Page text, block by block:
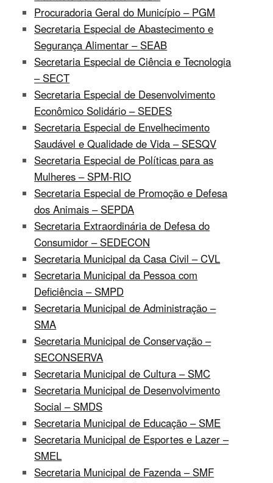
Procuradoria Geral do Município – PGM
Secretaria Especial de Abastecimento e
Segurança Alimentar – SEAB
Secretaria Especial de Ciência e Tecnologia
– SECT
Secretaria Especial de Desenvolvimento
Econômico Solidário – SEDES
Secretaria Especial de Envelhecimento
Saudável e Qualidade de Vida – SESQV
Secretaria Especial de Políticas para as
Mulheres – SPM-RIO
Secretaria Especial de Promoção e Defesa
dos Animais – SEPDA
Secretaria Extraordinária de Defesa do
Consumidor – SEDECON
Secretaria Municipal da Casa Civil – CVL
Secretaria Municipal da Pessoa com
Deficiência – SMPD
Secretaria Municipal de Administração –
SMA
Secretaria Municipal de Conservação –
SECONSERVA
Secretaria Municipal de Cultura – SMC
Secretaria Municipal de Desenvolvimento
Social – SMDS
Secretaria Municipal de Educação – SME
Secretaria Municipal de Esportes e Lazer –
SMEL
Secretaria Municipal de Fazenda – SMF